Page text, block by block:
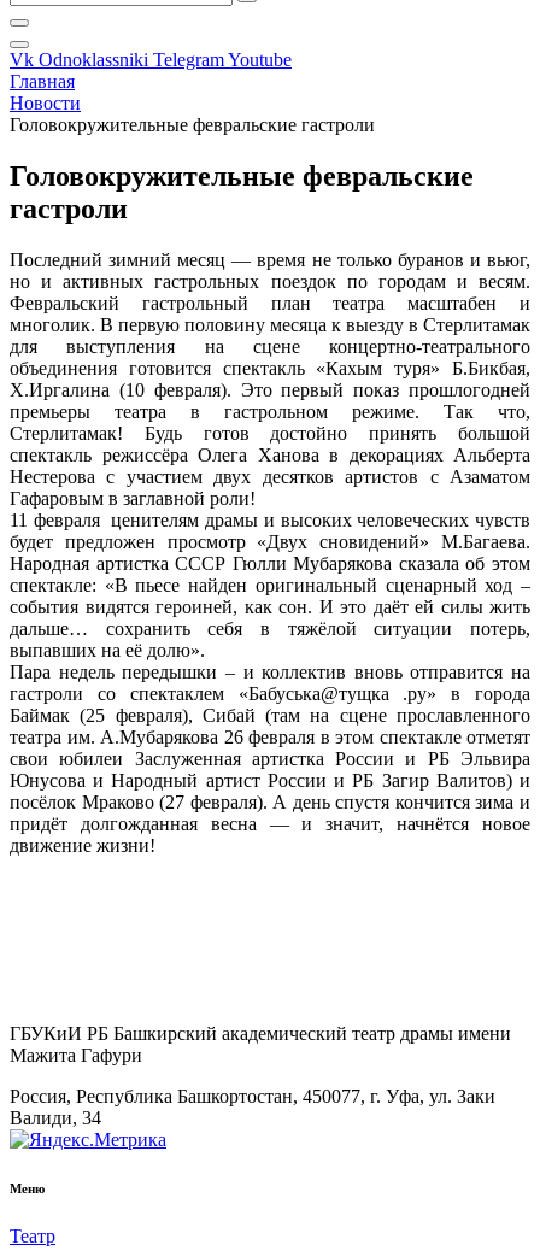
Vk Odnoklassniki TelegramYoutube
Главная
Новости
Головокружительные февральские гастроли
Головокружительные февральские
гастроли
Последний зимний месяц — время не только буранов и вьюг,
но и активных гастрольных поездок по городам и весям.
Февральский гастрольный план театра масштабен и
многолик. В первую половину месяца к выезду в Стерлитамак
для выступления на сцене концертно-театрального
объединения готовится спектакль «Кахым туря» Б.Бикбая,
Х.Иргалина (10 февраля). Это первый показ прошлогодней
премьеры театра в гастрольном режиме. Так что,
Стерлитамак! Будь готов достойно принять большой
спектакль режиссёра Олега Ханова в декорациях Альберта
Нестерова с участием двух десятков артистов с Азаматом
Гафаровым в заглавной роли!
11 февраля ценителям драмы и высоких человеческих чувств
будет предложен просмотр «Двух сновидений» М.Багаева.
Народная артистка СССР Гюлли Мубарякова сказала об этом
спектакле: «В пьесе найден оригинальный сценарный ход –
события видятся героиней, как сон. И это даёт ей силы жить
дальше… сохранить себя в тяжёлой ситуации потерь,
выпавших на её долю».
Пара недель передышки – и коллектив вновь отправится на
гастроли со спектаклем «Бабуська@тущка .ру» в города
Баймак (25 февраля), Сибай (там на сцене прославленного
театра им. А.Мубарякова 26 февраля в этом спектакле отметят
свои юбилеи Заслуженная артистка России и РБ Эльвира
Юнусова и Народный артист России и РБ Загир Валитов) и
посёлок Мраково (27 февраля). А день спустя кончится зима и
придёт долгожданная весна — и значит, начнётся новое
движение жизни!
ГБУКиИ РБ Башкирский академический театр драмы имени
Мажита Гафури
Россия, Республика Башкортостан, 450077, г. Уфа, ул. Заки
Валиди, 34
Меню
Театр